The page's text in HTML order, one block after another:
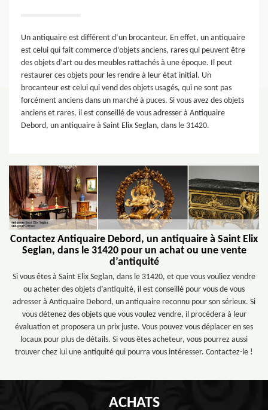
Un antiquaire est différent d’un brocanteur. En effet, un antiquaire
est celui qui fait commerce d’objets anciens, rares qui peuvent être
des objets d’art ou des meubles rattachés à une époque. Il peut
restaurer ces objets pour les rendre à leur état initial. Un
brocanteur est celui qui vend des objets usagés, qui ne sont pas
forcément anciens dans un marché à puces. Si vous avez des objets
anciens et rares, il est conseillé de vous adresser à Antiquaire
Debord, un antiquaire à Saint Elix Seglan, dans le 31420.
Contactez Antiquaire Debord, un antiquaire à Saint Elix
Seglan, dans le 31420 pour un achat ou une vente
d’antiquité
Si vous êtes à Saint Elix Seglan, dans le 31420, et que vous vouliez vendre
ou acheter des objets d’antiquité, il est conseillé pour vous de vous
adresser à Antiquaire Debord, un antiquaire reconnu pour son sérieux. Si
vous détenez des objets que vous voulez vendre, il procédera à leur
évaluation et proposera un prix juste. Vous pouvez vous déplacer en ses
locaux pour plus de détails. Si vous êtes acheteur, vous pourrez aussi
trouver chez lui une antiquité qui pourra vous intéresser. Contactez-le !
ACHATS